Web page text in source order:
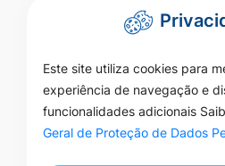
Este site utiliza cookies para
experiência de navegação e
funcionalidades adicionais
Geral de Proteção de Dados